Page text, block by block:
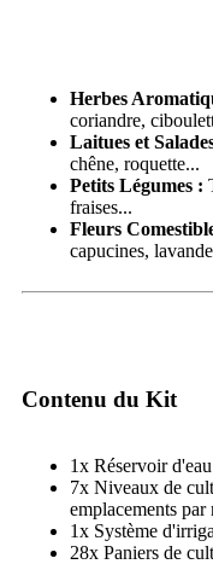
Herbes
coriandre,
Laitues et
chêne, roquette...
Petits Légumes :
fraises...
Fleurs
capucines,
Contenu du Kit
1x Réservoir
7x Niveaux de
emplacements par
1x Système
28x Paniers de